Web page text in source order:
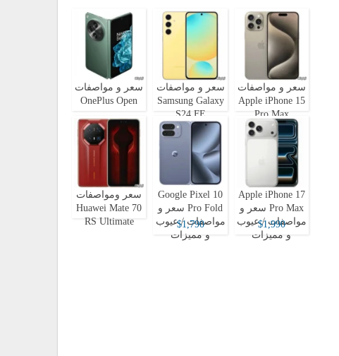
سعر و مواصفات
Apple iPhone 15
Pro Max
سعر و مواصفات
Samsung Galaxy
S24 FE
سعر و مواصفات
OnePlus Open
Apple iPhone 17
Pro Max سعر و
مواصفات / عيوب
و مميزات
$1,990
Google Pixel 10
Pro Fold سعر و
مواصفات / عيوب
و مميزات
$1,790
سعر ومواصفات
Huawei Mate 70
RS Ultimate